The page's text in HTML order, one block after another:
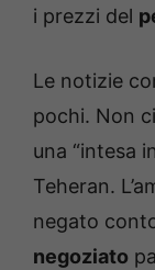
i prezzi del
Le notizie
pochi. Non
una “intesa
Teheran.
negato
negoziato